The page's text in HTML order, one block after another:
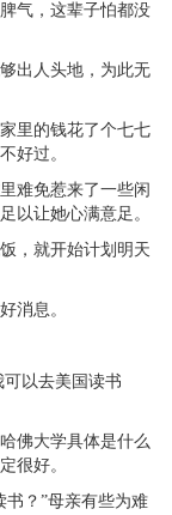
气，这辈子怕都没
出人头地，为此无
里的钱花了个七七
好过。
难免惹来了一些闲
以让她心满意足。
，就开始计划明天
消息。
可以去美国读书
佛大学具体是什么
很好。
书？”母亲有些为难